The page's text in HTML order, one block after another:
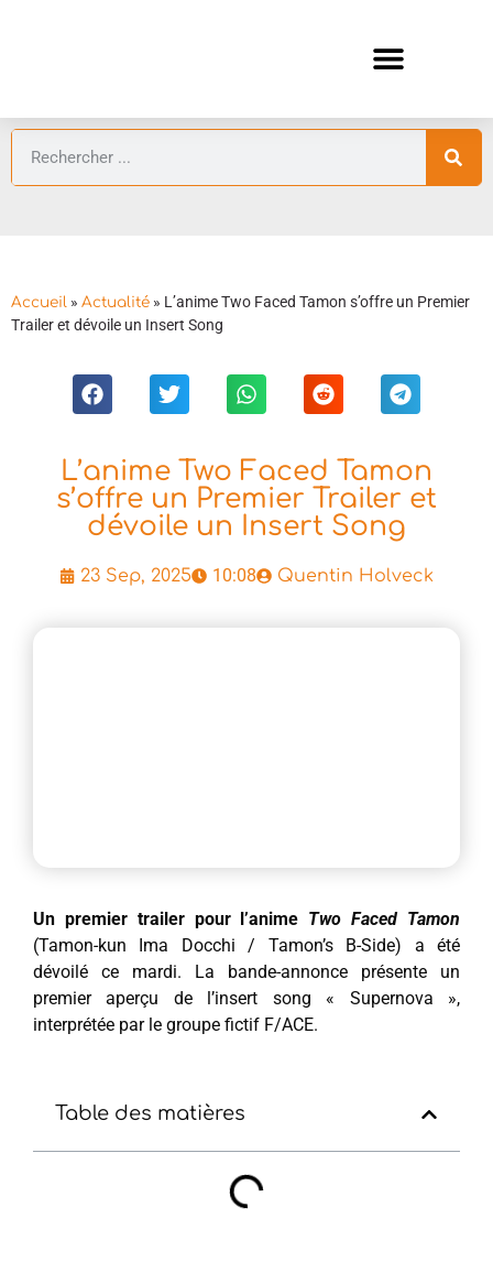
Accueil » Actualité » L’anime Two Faced Tamon s’offre un Premier
Trailer et dévoile un Insert Song
L’anime Two Faced Tamon
s’offre un Premier Trailer et
dévoile un Insert Song
23 Sep, 2025 10:08 Quentin Holveck
Un premier trailer pour l’anime Two Faced Tamon
(Tamon-kun Ima Docchi / Tamon’s B-Side) a été
dévoilé ce mardi. La bande-annonce présente un
premier aperçu de l’insert song « Supernova »,
interprétée par le groupe fictif F/ACE.
Table des matières